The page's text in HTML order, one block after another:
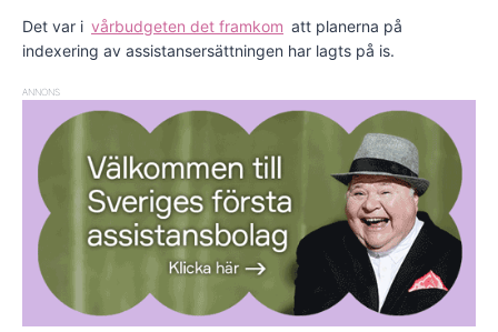
Det var i vårbudgeten det framkom att planerna på
indexering av assistansersättningen har lagts på is.
ANNONS